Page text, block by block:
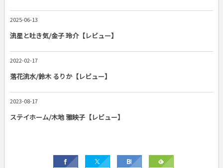
2025-06-13
流星と吐き気/金子 玲介【レビュー】
2022-02-17
落花流水/鈴木 るりか【レビュー】
2023-08-17
ステイホーム/木地 雅映子【レビュー】